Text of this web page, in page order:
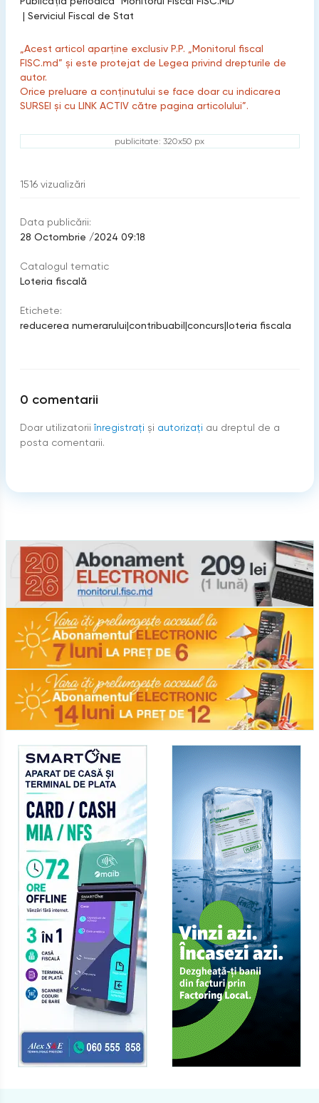
| Serviciul Fiscal de Stat
„Acest articol aparține exclusiv P.P. „Monitorul fiscal
FISC.md” și este protejat de Legea privind drepturile de
autor.
Orice preluare a conținutului se face doar cu indicarea
SURSEI și cu LINK ACTIV către pagina articolului”.
publicitate: 320x50 px
1516 vizualizări
Data publicării:
28 Octombrie /2024 09:18
Catalogul tematic
Loteria fiscală
Etichete:
reducerea numerarului|contribuabil|concurs|loteria fiscala
0 comentarii
Doar utilizatorii înregistraţi şi autorizați au dreptul de a
posta comentarii.